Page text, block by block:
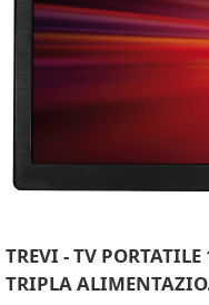
TREVI - TV
TRIPLA